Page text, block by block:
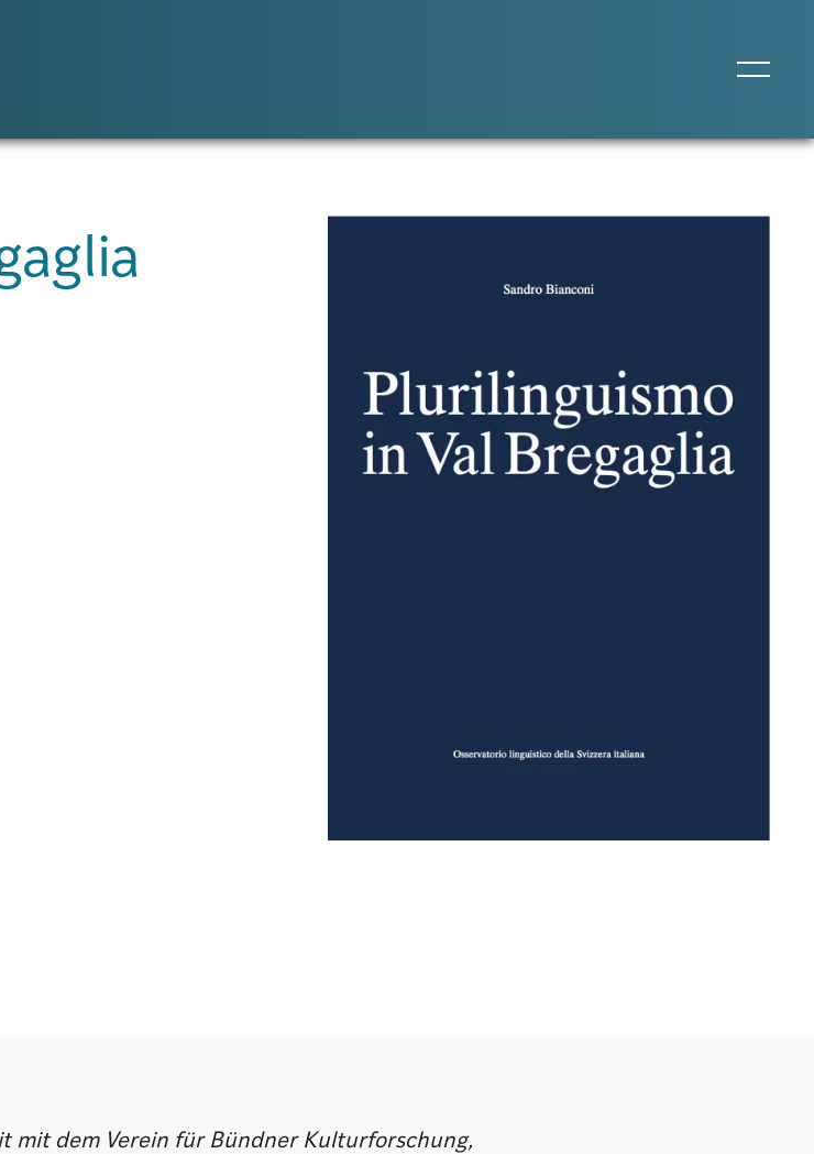
mit dem Verein für Bündner Kulturforschung,